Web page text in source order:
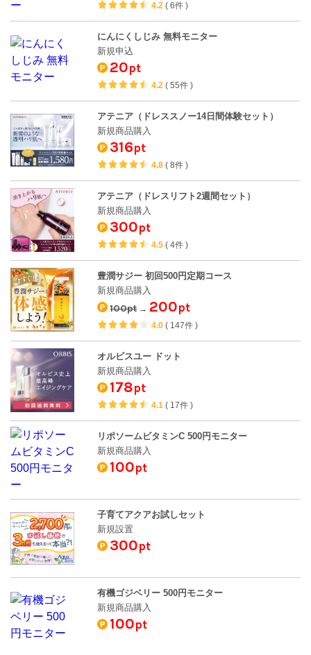
4.2(6件 )
にんにくしじみ 無料モニター
新規申込
20pt
4.2(55件 )
アテニア（ドレススノー14日間体験セット）
新規商品購入
316pt
4.8(8件 )
アテニア（ドレスリフト2週間セット）
新規商品購入
300pt
4.5(4件 )
豊潤サジー 初回500円定期コース
新規商品購入
100pt → 200pt
4.0( 147件 )
オルビスユー ドット
新規商品購入
178pt
4.1( 17件 )
リポソームビタミンC 500円モニター
新規商品購入
100pt
子育てアクアお試しセット
新規設置
300pt
有機ゴジベリー 500円モニター
新規商品購入
100pt